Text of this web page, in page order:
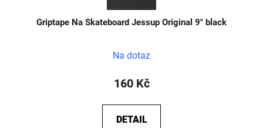
Griptape Na Skateboard Jessup Original 9" black
Na dotaz
160 Kč
DETAIL